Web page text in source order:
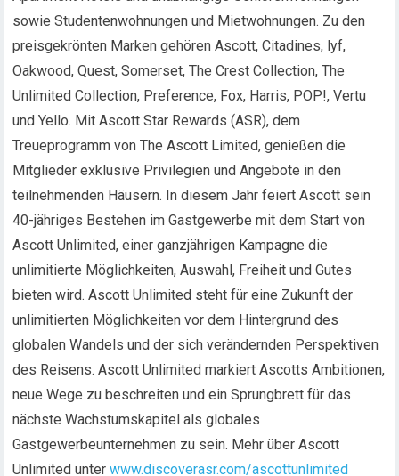
sowie Studentenwohnungen und Mietwohnungen. Zu den
preisgekrönten Marken gehören Ascott, Citadines, lyf,
Oakwood, Quest, Somerset, The Crest Collection, The
Unlimited Collection, Preference, Fox, Harris, POP!, Vertu
und Yello. Mit Ascott Star Rewards (ASR), dem
Treueprogramm von The Ascott Limited, genießen die
Mitglieder exklusive Privilegien und Angebote in den
teilnehmenden Häusern. In diesem Jahr feiert Ascott sein
40-jähriges Bestehen im Gastgewerbe mit dem Start von
Ascott Unlimited, einer ganzjährigen Kampagne die
unlimitierte Möglichkeiten, Auswahl, Freiheit und Gutes
bieten wird. Ascott Unlimited steht für eine Zukunft der
unlimitierten Möglichkeiten vor dem Hintergrund des
globalen Wandels und der sich verändernden Perspektiven
des Reisens. Ascott Unlimited markiert Ascotts Ambitionen,
neue Wege zu beschreiten und ein Sprungbrett für das
nächste Wachstumskapitel als globales
Gastgewerbeunternehmen zu sein. Mehr über Ascott
Unlimited unterwww.discoverasr.com/ascottunlimited